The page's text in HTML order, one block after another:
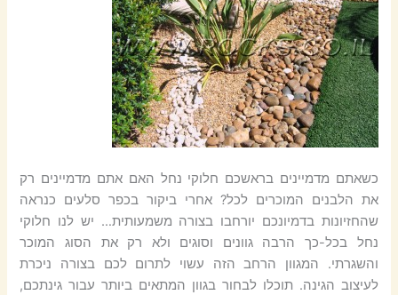
כשאתם מדמיינים בראשכם חלוקי נחל האם אתם מדמיינים רק
את הלבנים המוכרים לכל? אחרי ביקור בכפר סלעים כנראה
שהחזיונות בדמיונכם יורחבו בצורה משמעותית… יש לנו חלוקי
נחל בכל-כך הרבה גוונים וסוגים ולא רק את הסוג המוכר
והשגרתי. המגוון הרחב הזה עשוי לתרום לכם בצורה ניכרת
לעיצוב הגינה. תוכלו לבחור בגוון המתאים ביותר עבור גינתכם,